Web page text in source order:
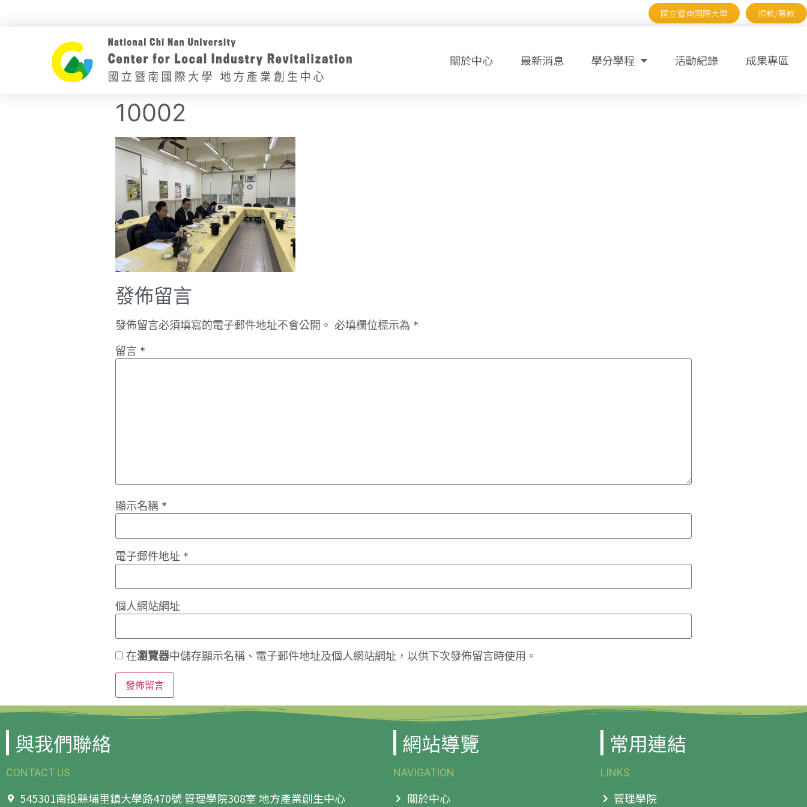
國立暨南國際大學 捐款/募款
關於中心 最新消息 學分學程 活動紀錄 成果專區
10002
發佈留言
發佈留言必須填寫的電子郵件地址不會公開。 必填欄位標示為 *
留言 *
顯示名稱 *
電子郵件地址 *
個人網站網址
在瀏覽器中儲存顯示名稱、電子郵件地址及個人網站網址，以供下次發佈留言時使用。
與我們聯絡
CONTACT US
545301南投縣埔里鎮大學路470號 管理學院308室 地方產業創生中心
網站導覽
NAVIGATION
關於中心
常用連結
LINKS
管理學院